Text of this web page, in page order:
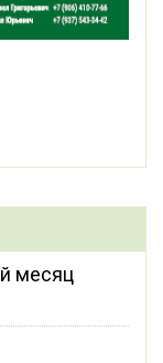
месяц